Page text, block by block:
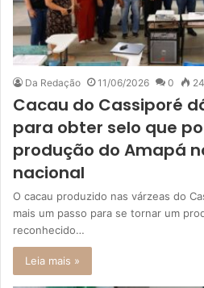
Da Redação 11/06/2026 0 24
Cacau do Cassiporé
para obter selo que
produção do Amapá
nacional
O cacau produzido nas várzeas do
mais um passo para se tornar um
reconhecido…
Leia mais »